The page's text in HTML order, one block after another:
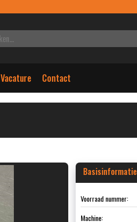
Vacature Contact
Basisinformatie
Voorraad nummer:
Machine: